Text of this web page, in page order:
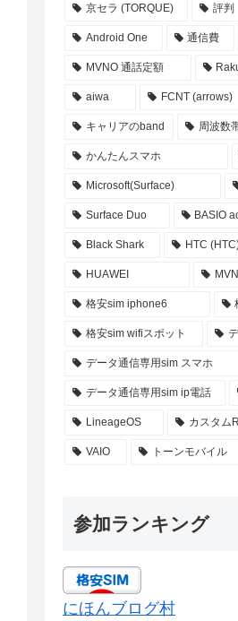
京セラ (TORQUE) 評判
Android One 通信費
MVNO 通話定額
aiwa FCNT (arrows)
キャリアのband 周波数
かんたんスマホ
Microsoft(Surface)
Surface Duo BASIO
Black Shark HTC
HUAWEI
格安sim iphone6
格安sim wifiスポット
データ通信専用sim スマホ
データ通信専用sim ip電話
LineageOS カスタム
VAIO トーンモバイル
参加ランキング
にほんブログ村